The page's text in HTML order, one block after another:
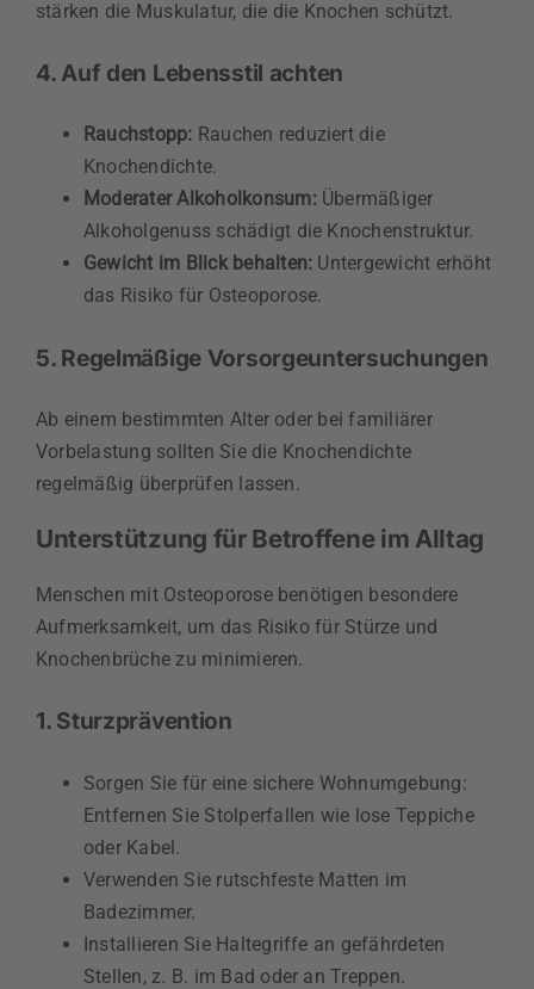
stärken die Muskulatur, die die Knochen schützt.
4. Auf den Lebensstil achten
Rauchstopp: Rauchen reduziert die
Knochendichte.
Moderater Alkoholkonsum:Übermäßiger
Alkoholgenuss schädigt die Knochenstruktur.
Gewicht im Blick behalten: Untergewicht erhöht
das Risiko für Osteoporose.
5. Regelmäßige Vorsorgeuntersuchungen
Ab einem bestimmten Alter oder bei familiärer
Vorbelastung sollten Sie die Knochendichte
regelmäßig überprüfen lassen.
Unterstützung für Betroffene im Alltag
Menschen mit Osteoporose benötigen besondere
Aufmerksamkeit, um das Risiko für Stürze und
Knochenbrüche zu minimieren.
1. Sturzprävention
Sorgen Sie für eine sichere Wohnumgebung:
Entfernen Sie Stolperfallen wie lose Teppiche
oder Kabel.
Verwenden Sie rutschfeste Matten im
Badezimmer.
Installieren Sie Haltegriffe an gefährdeten
Stellen, z. B. im Bad oder an Treppen.